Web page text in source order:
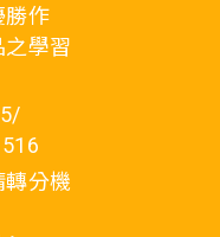
勝作
學習
分機